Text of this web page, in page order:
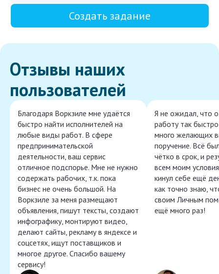
Создать задание
Отзывы наших
пользователей
Благодаря Воркзиле мне удаётся
быстро найти исполнителей на
любые виды работ. В сфере
предпринимательской
деятельности, ваш сервис
отличное подспорье. Мне не нужно
содержать рабочих, т.к. пока
бизнес не очень большой. На
Воркзиле за меня размещают
объявления, пишут тексты, создают
инфографику, монтируют видео,
делают сайты, рекламу в яндексе и
соцсетях, ищут поставщиков и
многое другое. Спасибо вашему
сервису!
Я не ожидал, что
работу так
много желающих
поручение. Всё
чётко в срок, и
всем моим
кинул себе ещё
как точно знаю,
своим Личным
ещё много раз!